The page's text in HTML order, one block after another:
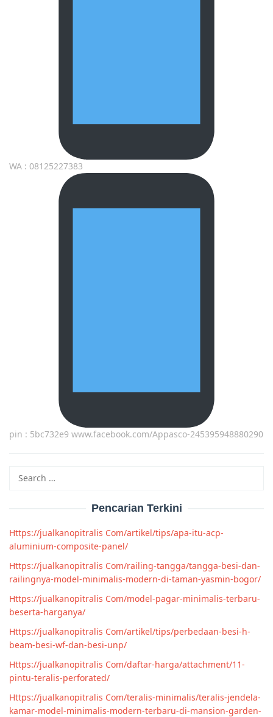
WA : 08125227383
pin : 5bc732e9 www.facebook.com/Appasco-245395948880290
for:
Pencarian Terkini
Https://jualkanopitralis Com/artikel/tips/apa-itu-acp-
aluminium-composite-panel/
Https://jualkanopitralis Com/railing-tangga/tangga-besi-dan-
railingnya-model-minimalis-modern-di-taman-yasmin-bogor/
Https://jualkanopitralis Com/model-pagar-minimalis-terbaru-
beserta-harganya/
Https://jualkanopitralis Com/artikel/tips/perbedaan-besi-h-
beam-besi-wf-dan-besi-unp/
Https://jualkanopitralis Com/daftar-harga/attachment/11-
pintu-teralis-perforated/
Https://jualkanopitralis Com/teralis-minimalis/teralis-jendela-
kamar-model-minimalis-modern-terbaru-di-mansion-garden-